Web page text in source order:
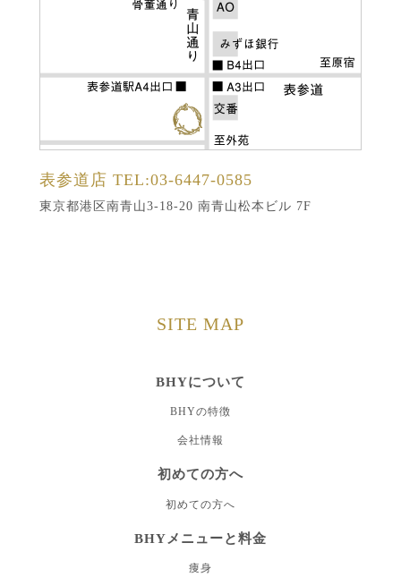
表参道店 TEL:03-6447-0585
東京都港区南青山3-18-20 南青山松本ビル 7F
SITE MAP
BHYについて
BHYの特徴
会社情報
初めての方へ
初めての方へ
BHYメニューと料金
痩身